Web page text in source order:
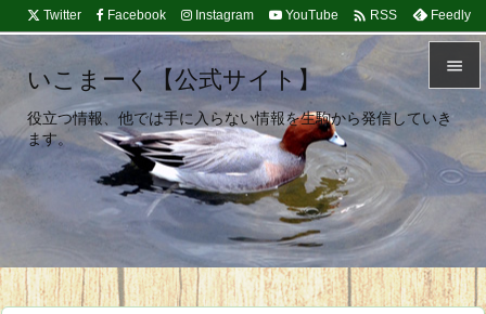


メニュ

サイド

次へ
Twitter Facebook Instagram YouTube  RSS Feedly
いこまーく【公式サイト】
役立つ情報、他では手に入らない情報を生駒から発信していき
ます。